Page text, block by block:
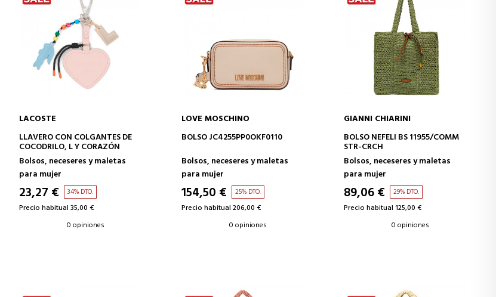
AÑADIR A LA CESTA
LACOSTE
LLAVERO CON COLGANTES DE
COCODRILO, L Y CORAZÓN
Bolsos, neceseres y maletas
para mujer
23,27 € 34% DTO.
Precio habitual 35,00 €
0 opiniones
AÑADIR A LA CESTA
LOVE MOSCHINO
BOLSO JC4255PP0OKF0110
Bolsos, neceseres y maletas
para mujer
154,50 € 25% DTO.
Precio habitual 206,00 €
0 opiniones
AÑADIR A LA CESTA
GIANNI CHIARINI
BOLSO NEFELI BS 11955/COMM
STR-CRCH
Bolsos, neceseres y maletas
para mujer
89,06 € 29% DTO.
Precio habitual 125,00 €
0 opiniones